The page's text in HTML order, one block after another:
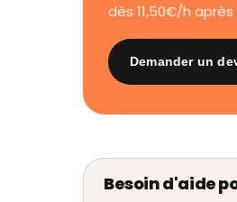
dès 11,50€/h
Demander un
Besoin d'aide